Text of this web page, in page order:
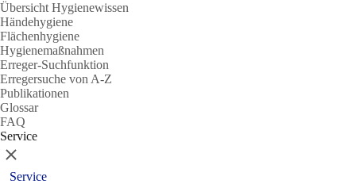
Übersicht Hygienewissen
Händehygiene
Flächenhygiene
Hygienemaßnahmen
Erreger-Suchfunktion
Erregersuche von A-Z
Publikationen
Glossar
FAQ
Service
Schließen
Service